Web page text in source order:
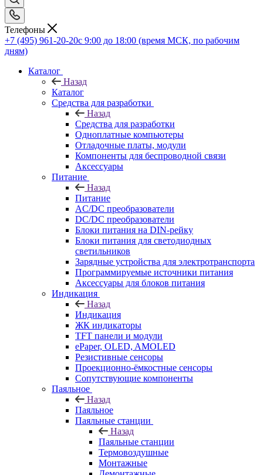
Телефоны
+7 (495) 961-20-20с 9:00 до 18:00 (время МСК, по рабочим
дням)
Каталог
Назад
Каталог
Средства для разработки
Назад
Средства для разработки
Одноплатные компьютеры
Отладочные платы, модули
Компоненты для беспроводной связи
Аксессуары
Питание
Назад
Питание
AC/DC преобразователи
DC/DC преобразователи
Блоки питания на DIN-рейку
Блоки питания для светодиодных
светильников
Зарядные устройства для электротранспорта
Программируемые источники питания
Аксессуары для блоков питания
Индикация
Назад
Индикация
ЖК индикаторы
TFT панели и модули
ePaper, OLED, AMOLED
Резистивные сенсоры
Проекционно-ёмкостные сенсоры
Сопутствующие компоненты
Паяльное
Назад
Паяльное
Паяльные станции
Назад
Паяльные станции
Термовоздушные
Монтажные